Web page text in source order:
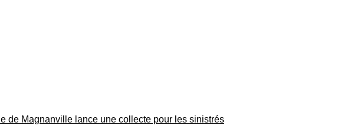
de Magnanville lance une collecte pour les sinistrés